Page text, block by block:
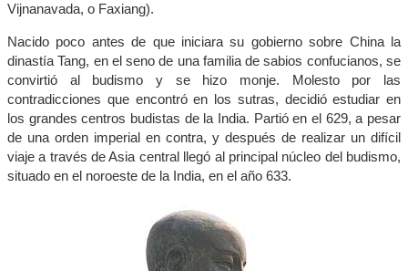
Vijnanavada, o Faxiang).
Nacido poco antes de que iniciara su gobierno sobre China la
dinastía Tang, en el seno de una familia de sabios confucianos, se
convirtió al budismo y se hizo monje. Molesto por las
contradicciones que encontró en los sutras, decidió estudiar en
los grandes centros budistas de la India. Partió en el 629, a pesar
de una orden imperial en contra, y después de realizar un difícil
viaje a través de Asia central llegó al principal núcleo del budismo,
situado en el noroeste de la India, en el año 633.